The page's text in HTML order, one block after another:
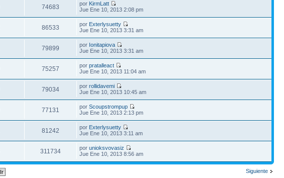
74683 por KirmLatt
Jue Ene 10, 2013 2:08 pm
86533 por Exterlysuetty
Jue Ene 10, 2013 3:31 am
79899 por Ionitapiova
Jue Ene 10, 2013 3:31 am
75257 porpratalleact
Jue Ene 10, 2013 11:04 am
79034 porrollidavemi
Jue Ene 10, 2013 10:45 am
77131 porScoupstrompup
Jue Ene 10, 2013 2:13 pm
81242 por Exterlysuetty
Jue Ene 10, 2013 3:11 am
311734 porunioksvovasiz
Jue Ene 10, 2013 8:56 am
Siguiente